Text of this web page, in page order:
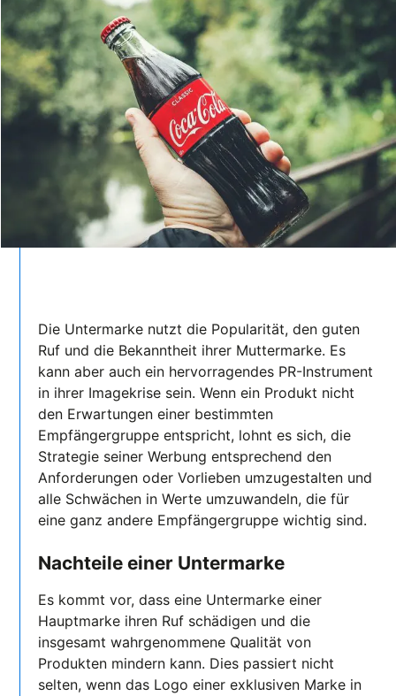
Die Untermarke nutzt die Popularität, den guten
Ruf und die Bekanntheit ihrer Muttermarke. Es
kann aber auch ein hervorragendes PR-Instrument
in ihrer Imagekrise sein. Wenn ein Produkt nicht
den Erwartungen einer bestimmten
Empfängergruppe entspricht, lohnt es sich, die
Strategie seiner Werbung entsprechend den
Anforderungen oder Vorlieben umzugestalten und
alle Schwächen in Werte umzuwandeln, die für
eine ganz andere Empfängergruppe wichtig sind.
Nachteile einer Untermarke
Es kommt vor, dass eine Untermarke einer
Hauptmarke ihren Ruf schädigen und die
insgesamt wahrgenommene Qualität von
Produkten mindern kann. Dies passiert nicht
selten, wenn das Logo einer exklusiven Marke in